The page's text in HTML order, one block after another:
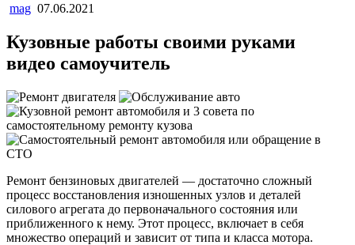
mag 07.06.2021
Кузовные работы своими руками
видео самоучитель
Ремонт бензиновых двигателей — достаточно сложный
процесс восстановления изношенных узлов и деталей
силового агрегата до первоначального состояния или
приближенного к нему. Этот процесс, включает в себя
множество операций и зависит от типа и класса мотора.